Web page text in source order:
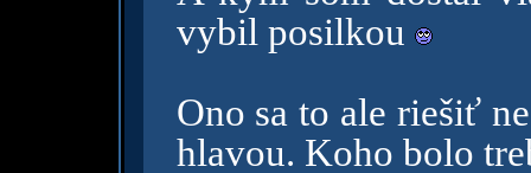
vybil posilkou
Ono sa to ale riešiť
hlavou. Koho bolo